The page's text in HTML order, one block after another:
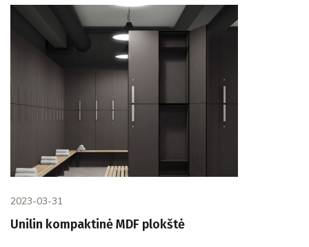
2023-03-31
Unilin kompaktinė MDF plokštė